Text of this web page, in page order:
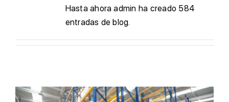
Hasta ahora admin ha creado 584
entradas de blog.